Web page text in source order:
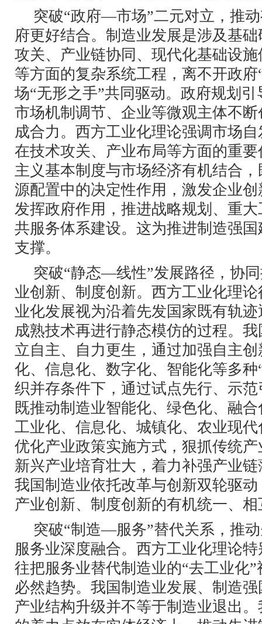
突破“政府—市场”二元对立，推
府更好结合。制造业发展是涉及基
攻关、产业链协同、现代化基础设
等方面的复杂系统工程，离不开政府
场“无形之手”共同驱动。政府规划
市场机制调节、企业等微观主体不
成合力。西方工业化理论强调市场
在技术攻关、产业布局等方面的重
主义基本制度与市场经济有机结合
源配置中的决定性作用，激发企业
发挥政府作用，推进战略规划、重
共服务体系建设。这为推进制造强
支撑。
突破“静态—线性”发展路径，协
业创新、制度创新。西方工业化理
业化发展视为沿着先发国家既有轨
成熟技术再进行静态模仿的过程。
立自主、自力更生，通过加强自主
化、信息化、数字化、智能化等多
织并存条件下，通过试点先行、示
既推动制造业智能化、绿色化、融
工业化、信息化、城镇化、农业现
优化产业政策实施方式，狠抓传统
新兴产业培育壮大，着力补强产业
我国制造业依托改革与创新双轮驱
产业创新、制度创新的有机统一、
突破“制造—服务”替代关系，推
服务业深度融合。西方工业化理论
往把服务业替代制造业的“去工业化
必然趋势。我国制造业发展、制造
产业结构升级并不等于制造业退出